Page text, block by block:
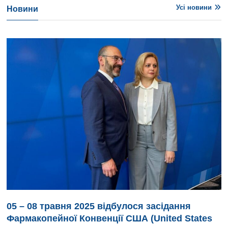
Новини Усі новини
05 – 08 травня 2025 відбулося засідання
Фармакопейної Конвенції США (United States